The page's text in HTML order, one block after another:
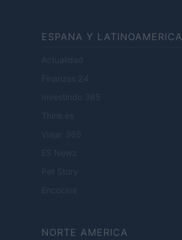
ESPANA Y LATINOAMERICA
Actualidad
Finanzas 24
Investindo 365
Think.es
Viajar 365
ES Newz
Pet Story
Encocina
NORTE AMERICA